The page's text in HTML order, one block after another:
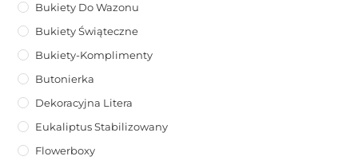
Bukiety Do Wazonu
Bukiety Świąteczne
Bukiety-Komplimenty
Butonierka
Dekoracyjna Litera
Eukaliptus Stabilizowany
Flowerboxy